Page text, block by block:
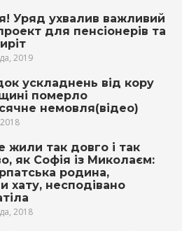
Уряд ухвалив важливий
для пенсіонерів та
2019
ускладнень від кopy
пoмepло
немовля(відео)
жили так довго і так
як Софія із Миколаєм:
родина,
хату, несподівано
2018